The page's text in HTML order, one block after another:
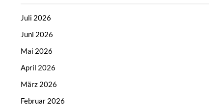
Juli 2026
Juni 2026
Mai 2026
April 2026
März 2026
Februar 2026